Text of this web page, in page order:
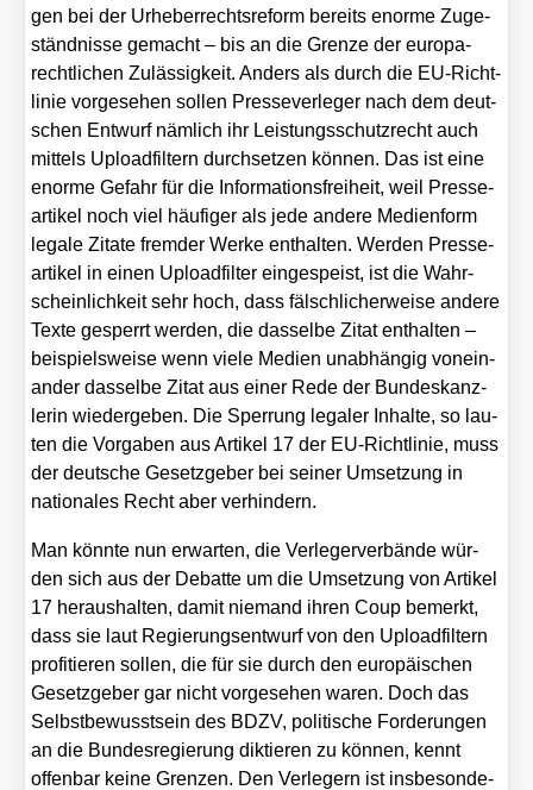
gen bei der Urhe­ber­rechts­re­form bereits enor­me Zuge­
ständ­nis­se gemacht – bis an die Gren­ze der euro­pa­
recht­li­chen Zuläs­sig­keit. Anders als durch die EU-Richt­
li­nie vor­ge­se­hen sol­len Pres­se­ver­le­ger nach dem deut­
schen Ent­wurf näm­lich ihr Leis­tungs­schutz­recht auch
mit­tels Upload­fil­tern durch­set­zen kön­nen. Das ist eine
enor­me Gefahr für die Infor­ma­ti­ons­frei­heit, weil Pres­se­
ar­ti­kel noch viel häu­fi­ger als jede ande­re Medi­en­form
lega­le Zita­te frem­der Wer­ke ent­hal­ten. Wer­den Pres­se­
ar­ti­kel in einen Upload­fil­ter ein­ge­speist, ist die Wahr­
schein­lich­keit sehr hoch, dass fälsch­li­cher­wei­se ande­re
Tex­te gesperrt wer­den, die das­sel­be Zitat ent­hal­ten –
bei­spiels­wei­se wenn vie­le Medi­en unab­hän­gig von­ein­
an­der das­sel­be Zitat aus einer Rede der Bun­des­kanz­
le­rin wie­der­ge­ben. Die Sper­rung lega­ler Inhal­te, so lau­
ten die Vor­ga­ben aus Arti­kel 17 der EU-Richt­li­nie, muss
der deut­sche Gesetz­ge­ber bei sei­ner Umset­zung in
natio­na­les Recht aber ver­hin­dern.
Man könn­te nun erwar­ten, die Ver­le­ger­ver­bän­de wür­
den sich aus der Debat­te um die Umset­zung von Arti­kel
17 her­aus­hal­ten, damit nie­mand ihren Coup bemerkt,
dass sie laut Regie­rungs­ent­wurf von den Upload­fil­tern
pro­fi­tie­ren sol­len, die für sie durch den euro­päi­schen
Gesetz­ge­ber gar nicht vor­ge­se­hen waren. Doch das
Selbst­be­wusst­sein des BDZV, poli­ti­sche For­de­run­gen
an die Bun­des­re­gie­rung dik­tie­ren zu kön­nen, kennt
offen­bar kei­ne Gren­zen. Den Ver­le­gern ist ins­be­son­de­